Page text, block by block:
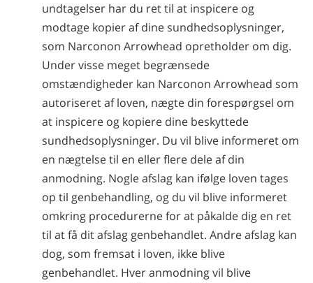
undtagelser har du ret til at inspicere og
modtage kopier af dine sundhedsoplysninger,
som Narconon Arrowhead opretholder om dig.
Under visse meget begrænsede
omstændigheder kan Narconon Arrowhead som
autoriseret af loven, nægte din forespørgsel om
at inspicere og kopiere dine beskyttede
sundhedsoplysninger. Du vil blive informeret om
en nægtelse til en eller flere dele af din
anmodning. Nogle afslag kan ifølge loven tages
op til genbehandling, og du vil blive informeret
omkring procedurerne for at påkalde dig en ret
til at få dit afslag genbehandlet. Andre afslag kan
dog, som fremsat i loven, ikke blive
genbehandlet. Hver anmodning vil blive